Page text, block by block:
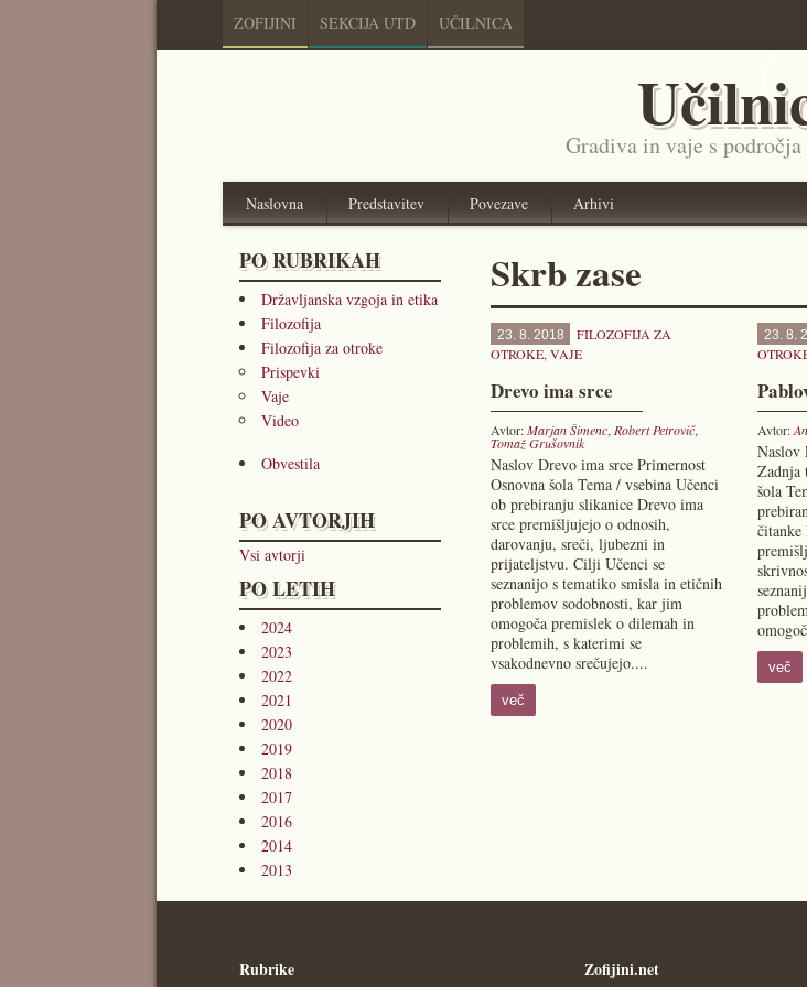
ZOFIJINI SEKCIJA UTD UČILNICA
Gradiva in vaje s
Naslovna Predstavitev Povezave Arhivi
PO RUBRIKAH
Državljanska vzgoja in etika
Filozofija
Filozofija za otroke
Prispevki
Vaje
Video
Obvestila
PO AVTORJIH
Vsi avtorji
PO LETIH
2024
2023
2022
2021
2020
2019
2018
2017
2016
2014
2013
Skrb zase
23. 8. 2018
FILOZOFIJA ZA
OTROKE, VAJE
Drevo ima srce
Avtor:Marjan Šimenc, Robert Petrovič,
Tomaž Grušovnik
Naslov Drevo ima srce Primernost
Osnovna šola Tema / vsebina Učenci
ob prebiranju slikanice Drevo ima
srce premišljujejo o odnosih,
darovanju, sreči, ljubezni in
prijateljstvu. Cilji Učenci se
seznanijo s tematiko smisla in etičnih
problemov sodobnosti, kar jim
omogoča premislek o dilemah in
problemih, s katerimi se
vsakodnevno srečujejo....
več
23. 8.
Avtor:
Naslov
Zadnja
šola
čitanke
več
Rubrike Zofijini.net